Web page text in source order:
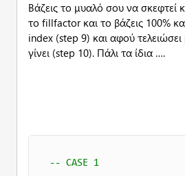
Βάζεις το μυαλό σου να σκεφτεί
το fillfactor και το βάζεις 100%
index (step 9) και αφού τελειώσει
γίνει (step 10). Πάλι τα ίδια ….
-- CASE 1